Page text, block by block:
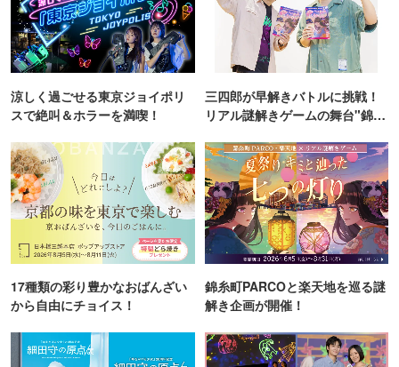
涼しく過ごせる東京ジョイポリ
スで絶叫＆ホラーを満喫！
三四郎が早解きバトルに挑戦！
リアル謎解きゲームの舞台"錦糸
17種類の彩り豊かなおばんざい
から自由にチョイス！
錦糸町PARCOと楽天地を巡る謎
解き企画が開催！